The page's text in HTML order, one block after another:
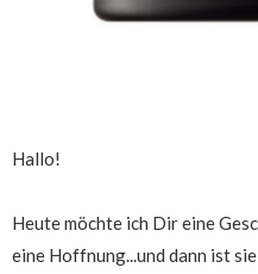
Hallo!
Heute möchte ich Dir eine
eine Hoffnung...und dann ist